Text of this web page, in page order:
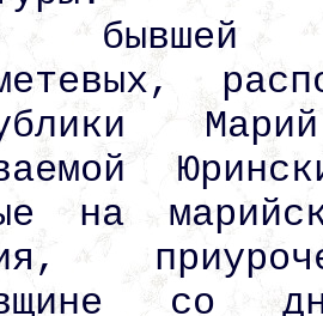
бывшей
на
со